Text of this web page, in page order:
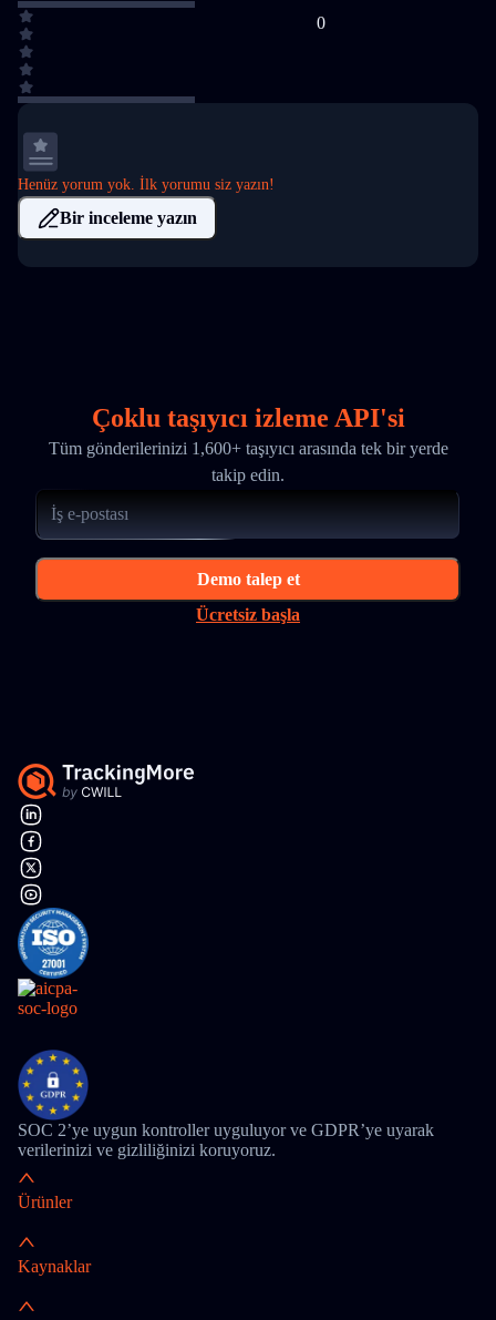
0
Henüz yorum yok. İlk yorumu siz yazın!
Bir inceleme yazın
Çoklu taşıyıcı izleme API'si
Tüm gönderilerinizi 1,600+ taşıyıcı arasında tek bir yerde
takip edin.
Demo talep et
Ücretsiz başla
SOC 2’ye uygun kontroller uyguluyor ve GDPR’ye uyarak
verilerinizi ve gizliliğinizi koruyoruz.
Ürünler
Kaynaklar